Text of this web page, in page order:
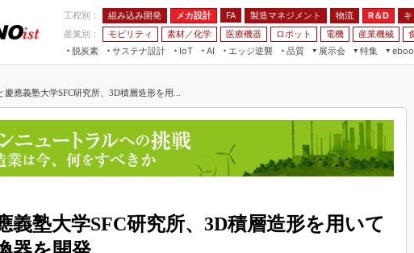
工程別： 組み込み開発 メカ設計 FA 製造マネジメント 物流 R＆D
産業別：
モビリティ 素材／化学 医療機器 ロボット 電機 産業機械
脱炭素
サステナ設計
IoT
つながる工場
つながるサービス
AI
AI×設備保全
Physical AI
エッジ逆襲 品質
展示会
JIMTOF
組込み/エッジ コンピューティング
展＆IoT/5Gソリューション展
国際ロボット展
TECHNO-FRONTIER
特集
5G
フィールドサービス
組み込み画像技術
製造マネジメント
FA
モビリティ
慶應義塾大学SFC研究所、3D積層造形を用...
義塾大学SFC研究所、3D積層造形を用いて